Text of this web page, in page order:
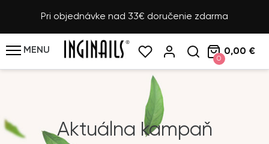
Pri objednávke nad 33€ doručenie zdarma
MENU
0
0,00 €
Aktuálna kampaň